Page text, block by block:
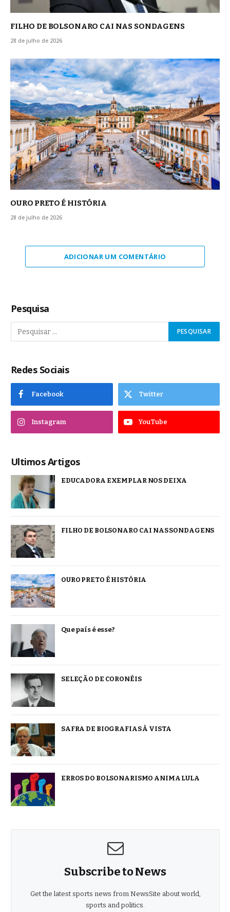
FILHO DE BOLSONARO CAI NAS SONDAGENS
28 de julho de 2026
OURO PRETO É HISTÓRIA
28 de julho de 2026
ADICIONAR UM COMENTÁRIO
Pesquisa
Redes Sociais
Facebook Twitter
Instagram YouTube
Ultimos Artigos
EDUCADORA EXEMPLAR NOS DEIXA
FILHO DE BOLSONARO CAI NAS SONDAGENS
OURO PRETO É HISTÓRIA
Que país é esse?
SELEÇÃO DE CORONÉIS
SAFRA DE BIOGRAFIAS À VISTA
ERROS DO BOLSONARISMO ANIMA LULA
Subscribe to News
Get the latest sports news from NewsSite about world,
sports and politics.